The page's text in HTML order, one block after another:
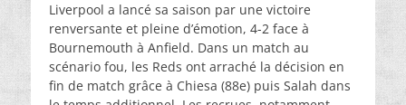
Liverpool a lancé sa saison par une victoire
renversante et pleine d’émotion, 4-2 face à
Bournemouth à Anfield. Dans un match au
scénario fou, les Reds ont arraché la décision en
fin de match grâce à Chiesa (88e) puis Salah dans